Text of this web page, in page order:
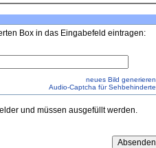
Box in das Eingabefeld eintragen:
neues Bild generieren
Audio-Captcha für Sehbehinderte
und müssen ausgefüllt werden.